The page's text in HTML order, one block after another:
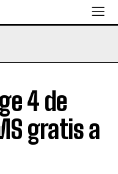
4 de
gratis a